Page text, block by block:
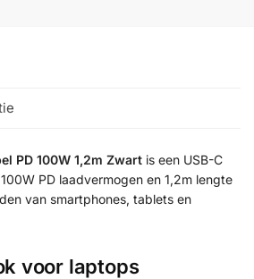
PD 100W 1,2m Zwart is een USB-C
PD laadvermogen en 1,2m lengte
van smartphones, tablets en
voor laptops